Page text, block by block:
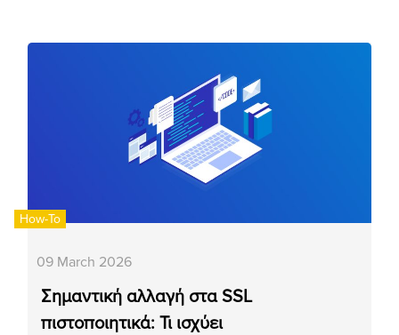
How-To
09 March 2026
Σημαντική αλλαγή στα SSL
πιστοποιητικά: Τι ισχύει